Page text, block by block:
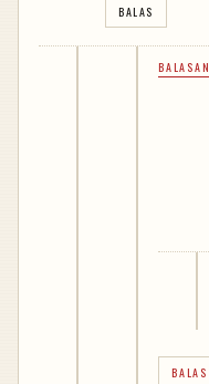
BALAS
BALASAN
BALAS